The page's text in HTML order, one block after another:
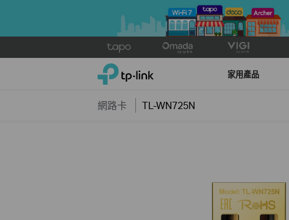
to
TP-Link, Reliably Smart 家用產品
網路卡 TL-WN725N